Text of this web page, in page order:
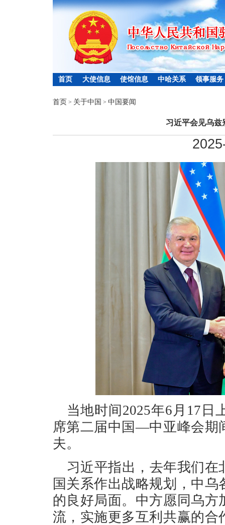
首页 大使信息 使馆信息 中哈关系 领事服务
首页 > 关于中国 > 中国要闻
习近平会见乌兹
当地时间2025年6月17日
席第二届中国—中亚峰会期
夫。
习近平指出，去年我们
国关系作出战略规划，中
的良好局面。中方愿同乌
流，实施更多互利共赢的